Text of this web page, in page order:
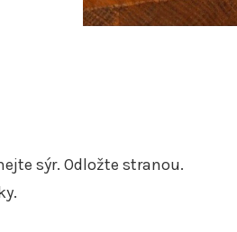
sýr. Odložte stranou.